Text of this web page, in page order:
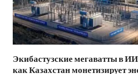
Экибастузские мегаватты в
как Казахстан монетизирует